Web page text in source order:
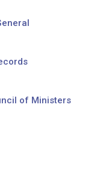
of Ministers